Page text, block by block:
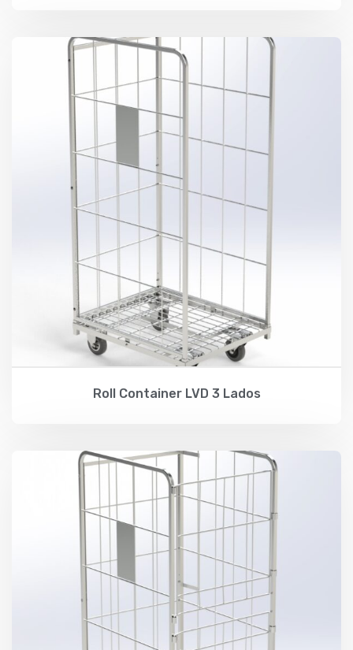
Roll Container LVD 3 Lados